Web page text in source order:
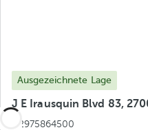
Ausgezeichnete Lage
J E Irausquin Blvd 83,
+2975864500